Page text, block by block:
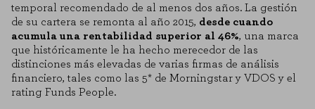
temporal recomendado de al menos dos años. La gestión
de su cartera se remonta al año 2015, desde cuando
acumula una rentabilidad superior al 46%, una marca
que históricamente le ha hecho merecedor de las
distinciones más elevadas de varias firmas de análisis
financiero, tales como las 5* de Morningstar y VDOS y el
rating Funds People.